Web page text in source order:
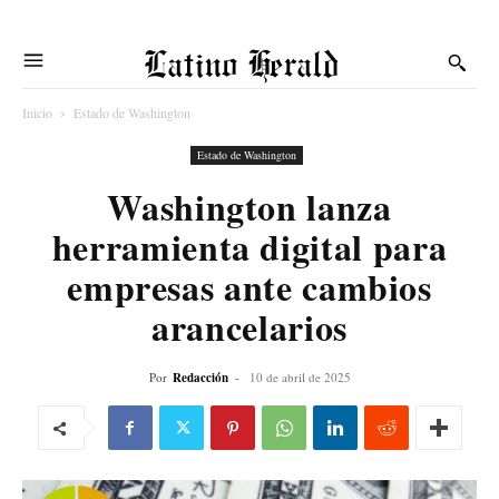
Latino Herald
Inicio Estado de Washington
Estado de Washington
Washington lanza
herramienta digital para
empresas ante cambios
arancelarios
Por Redacción - 10 de abril de 2025